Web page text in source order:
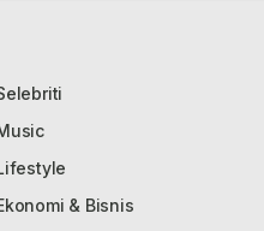
& Bisnis